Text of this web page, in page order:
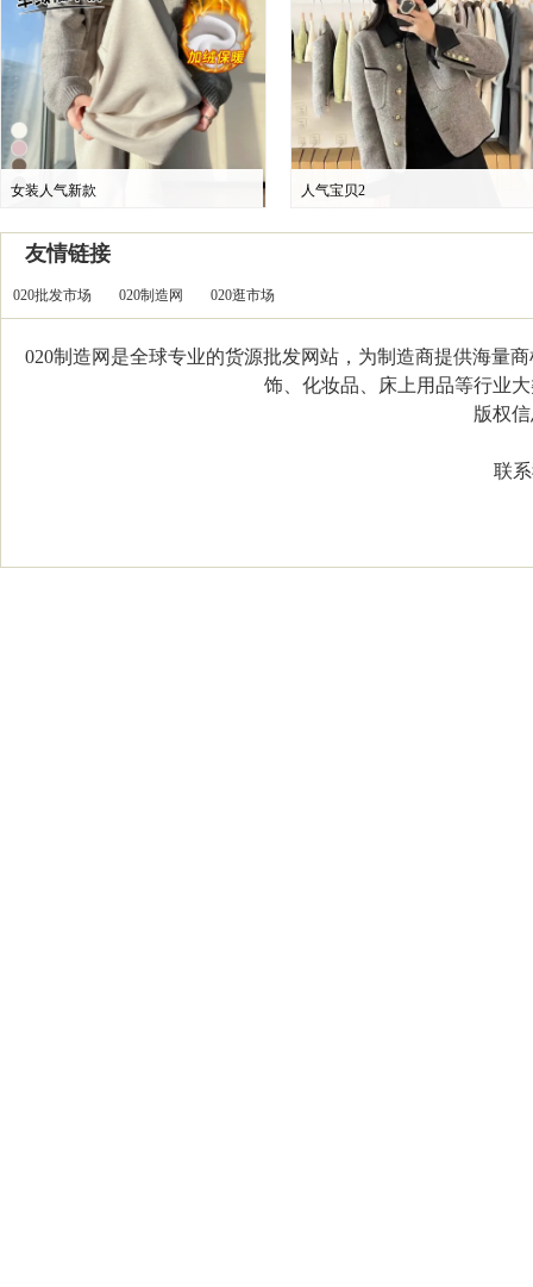
女装人气新款 人气宝贝2
友情链接
020批发市场 020制造网 020逛市场
020制造网是全球专业的货源批发网站，为制造商提供海量
饰、化妆品、床上用品等行业
版权信
联